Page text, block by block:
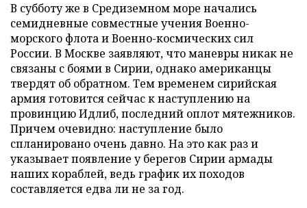
В субботу же в Средиземном море начались
семидневные совместные учения Военно-
морского флота и Военно-космических сил
России. В Москве заявляют, что маневры никак не
связаны с боями в Сирии, однако американцы
твердят об обратном. Тем временем сирийская
армия готовится сейчас к наступлению на
провинцию Идлиб, последний оплот мятежников.
Причем очевидно: наступление было
спланировано очень давно. На это как раз и
указывает появление у берегов Сирии армады
наших кораблей, ведь график их походов
составляется едва ли не за год.